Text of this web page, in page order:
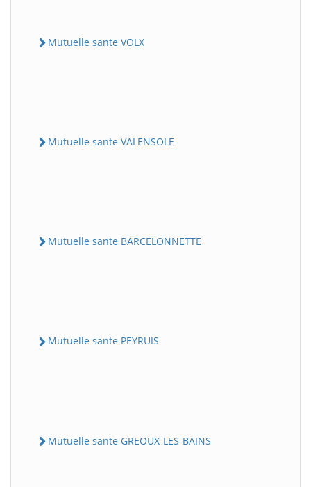
Mutuelle sante VOLX
Mutuelle sante VALENSOLE
Mutuelle sante BARCELONNETTE
Mutuelle sante PEYRUIS
Mutuelle sante GREOUX-LES-BAINS